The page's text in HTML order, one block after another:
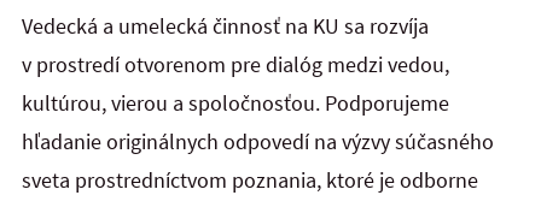
Vedecká a umelecká činnosť na KU sa rozvíja
v prostredí otvorenom pre dialóg medzi vedou,
kultúrou, vierou a spoločnosťou. Podporujeme
hľadanie originálnych odpovedí na výzvy súčasného
sveta prostredníctvom poznania, ktoré je odborne